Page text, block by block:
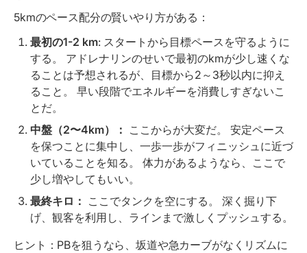
5kmのペース配分の賢いやり方がある：
最初の1-2 km: スタートから目標ペースを守るように
する。 アドレナリンのせいで最初のkmが少し速くな
ることは予想されるが、目標から2～3秒以内に抑え
ること。 早い段階でエネルギーを消費しすぎないこ
とだ。
中盤（2〜4km）： ここからが大変だ。 安定ペース
を保つことに集中し、一歩一歩がフィニッシュに近づ
いていることを知る。 体力があるようなら、ここで
少し増やしてもいい。
最終キロ： ここでタンクを空にする。 深く掘り下
げ、観客を利用し、ラインまで激しくプッシュする。
ヒント：PBを狙うなら、坂道や急カーブがなくリズムに